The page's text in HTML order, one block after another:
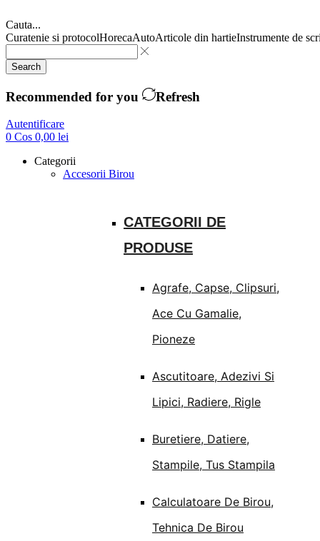
Cauta...
Curatenie si protocolHorecaAutoArticole din hartieInstrumente de
Search
Recommended for you Refresh
Autentificare
0 Cos 0,00 lei
Categorii
Accesorii Birou
CATEGORII DE
PRODUSE
Agrafe, Capse, Clipsuri,
Ace Cu Gamalie,
Pioneze
Ascutitoare, Adezivi Si
Lipici, Radiere, Rigle
Buretiere, Datiere,
Stampile, Tus Stampila
Calculatoare De Birou,
Tehnica De Birou